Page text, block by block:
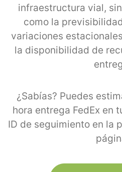
infraestructura vial,
como la
variaciones
la disponibilidad de
¿Sabías? Puedes
hora entrega FedEx en
ID de seguimiento en la